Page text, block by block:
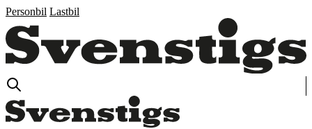
Personbil Lastbil